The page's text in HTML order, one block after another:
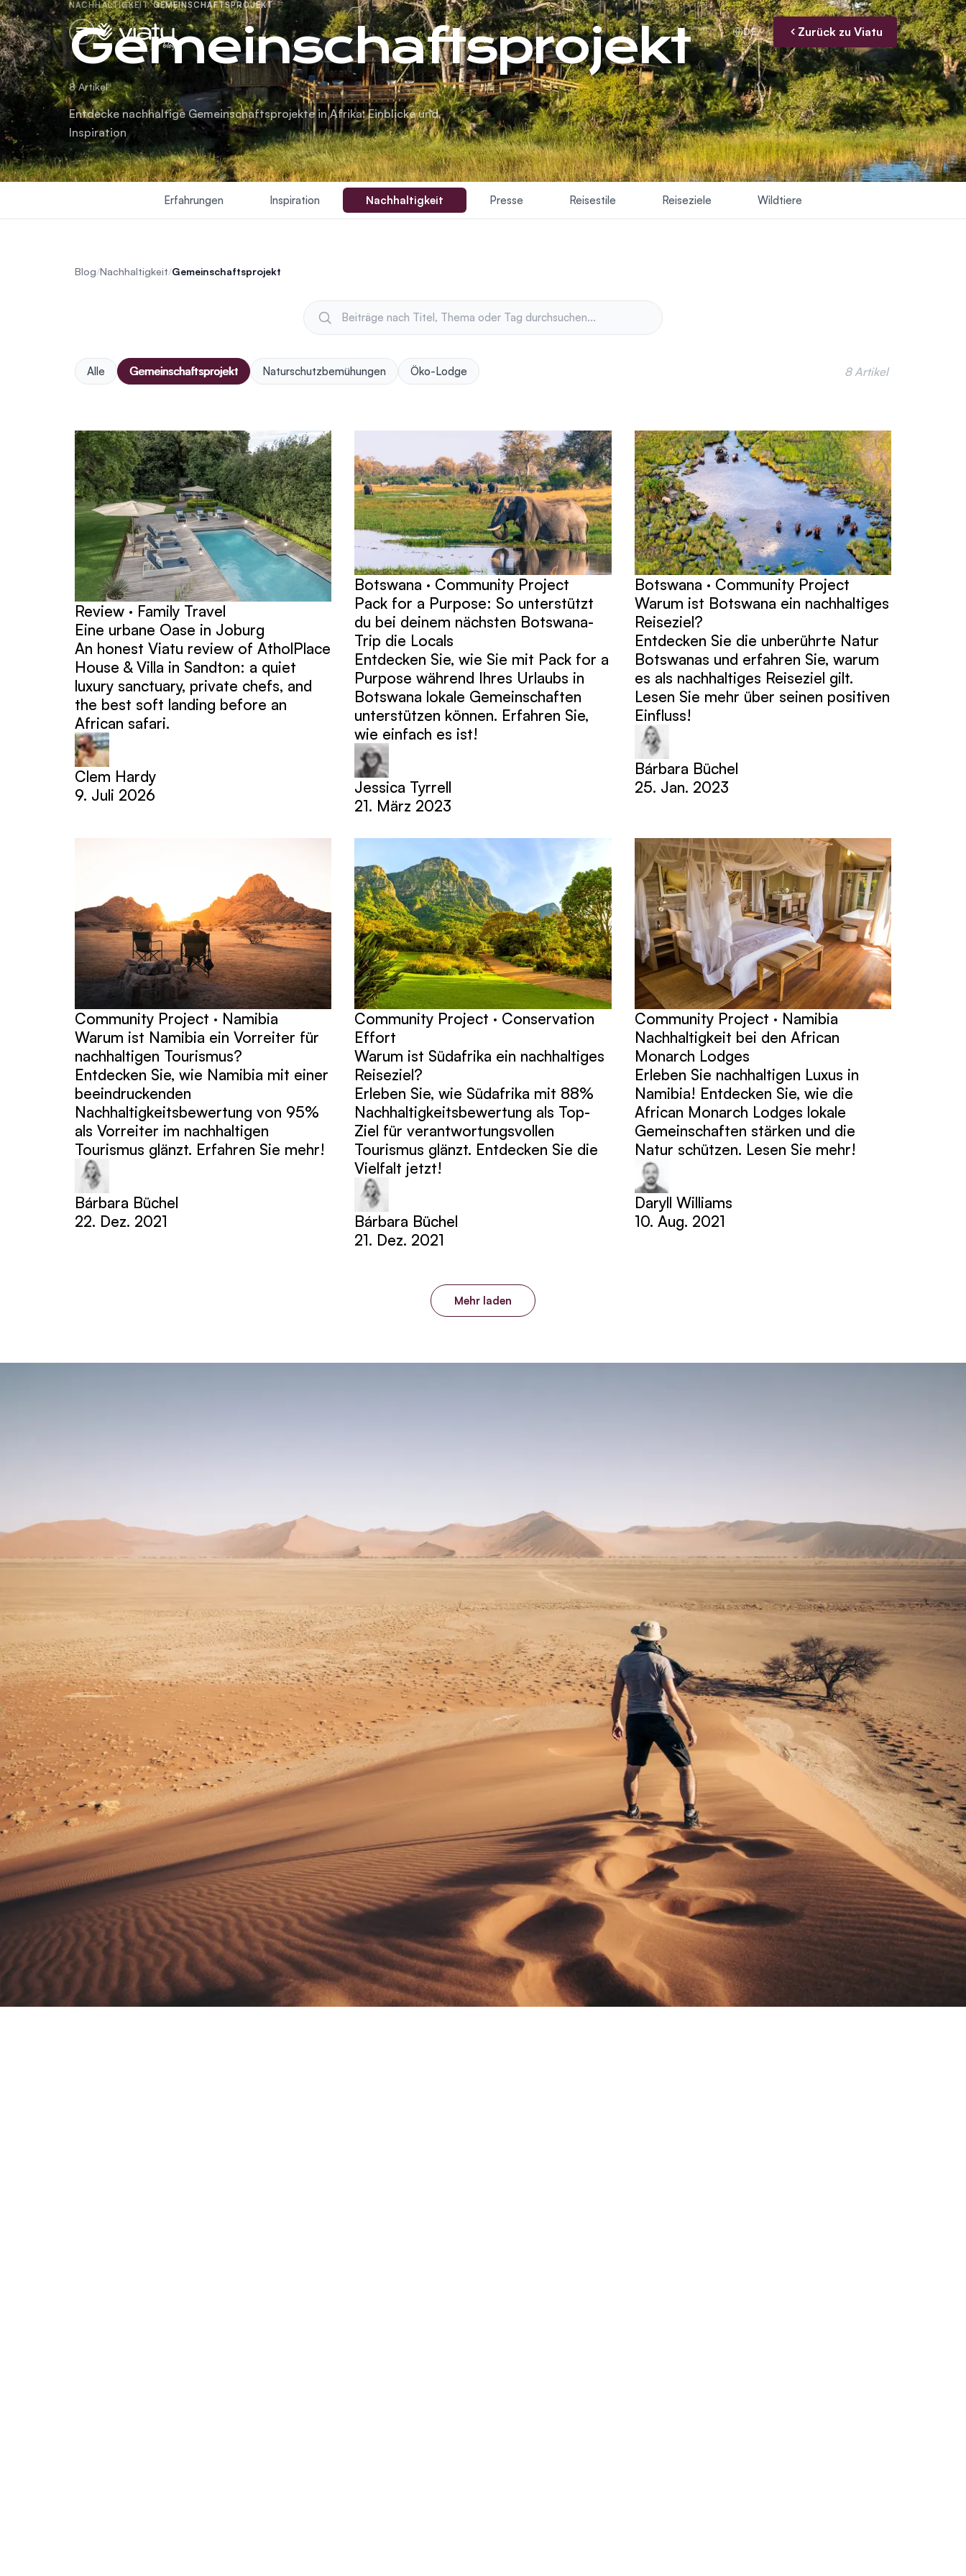
blog
DE Zurück zu Viatu
NACHHALTIGKEIT·GEMEINSCHAFTSPROJEKT
Gemeinschaftsprojekt
8 Artikel
Entdecke nachhaltige Gemeinschaftsprojekte in Afrika: Einblicke und
Inspiration
Erfahrungen Inspiration Nachhaltigkeit Presse Reisestile Reiseziele Wildtiere
Blog/Nachhaltigkeit/Gemeinschaftsprojekt
Alle Gemeinschaftsprojekt Naturschutzbemühungen Öko-Lodge 8 Artikel
Beiträge
Review · Family Travel
Eine urbane Oase in Joburg
An honest Viatu review of AtholPlace
House & Villa in Sandton: a quiet
luxury sanctuary, private chefs, and
the best soft landing before an
African safari.
Clem Hardy
9. Juli 2026
Botswana · Community Project
Pack for a Purpose: So unterstützt
du bei deinem nächsten Botswana-
Trip die Locals
Entdecken Sie, wie Sie mit Pack for a
Purpose während Ihres Urlaubs in
Botswana lokale Gemeinschaften
unterstützen können. Erfahren Sie,
wie einfach es ist!
Jessica Tyrrell
21. März 2023
Botswana · Community Project
Warum ist Botswana ein nachhaltiges
Reiseziel?
Entdecken Sie die unberührte Natur
Botswanas und erfahren Sie, warum
es als nachhaltiges Reiseziel gilt.
Lesen Sie mehr über seinen positiven
Einfluss!
Bárbara Büchel
25. Jan. 2023
Community Project · Namibia
Warum ist Namibia ein Vorreiter für
nachhaltigen Tourismus?
Entdecken Sie, wie Namibia mit einer
beeindruckenden
Nachhaltigkeitsbewertung von 95%
als Vorreiter im nachhaltigen
Tourismus glänzt. Erfahren Sie mehr!
Bárbara Büchel
22. Dez. 2021
Community Project · Conservation
Effort
Warum ist Südafrika ein nachhaltiges
Reiseziel?
Erleben Sie, wie Südafrika mit 88%
Nachhaltigkeitsbewertung als Top-
Ziel für verantwortungsvollen
Tourismus glänzt. Entdecken Sie die
Vielfalt jetzt!
Bárbara Büchel
21. Dez. 2021
Community Project · Namibia
Nachhaltigkeit bei den African
Monarch Lodges
Erleben Sie nachhaltigen Luxus in
Namibia! Entdecken Sie, wie die
African Monarch Lodges lokale
Gemeinschaften stärken und die
Natur schützen. Lesen Sie mehr!
Daryll Williams
10. Aug. 2021
Mehr laden